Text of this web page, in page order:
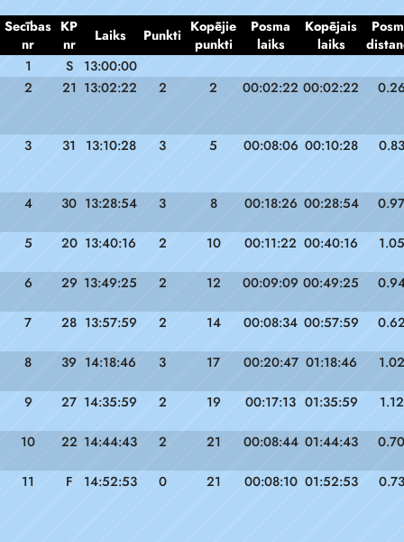
Secības
nr
KP
nr
Laiks Punkti Kopējie
punkti
Posma
laiks
Kopējais
laiks
1
S
13:00:00
2
21 13:02:22 2 2 00:02:22 00:02:22
3 31 13:10:28 3 5 00:08:06 00:10:28 0.83
4 30 13:28:54 3 8 00:18:26 00:28:54 0.97
5 20 13:40:16 2 10 00:11:22 00:40:16 1.05
6 29 13:49:25 2 12 00:09:09 00:49:25
7 28 13:57:59 2 14 00:08:34 00:57:59
8 39 14:18:46 3 17 00:20:47 01:18:46 1.02
9 27 14:35:59 2 19 00:17:13 01:35:59 1.12
10 22 14:44:43 2 21 00:08:44 01:44:43 0.70
11 F 14:52:53 0 21 00:08:10 01:52:53 0.73